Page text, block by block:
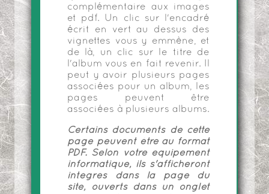
complémentaire aux images
et pdf. Un clic sur l'encadré
écrit en vert au dessus des
vignettes vous y emmène, et
de là, un clic sur le titre de
l'album vous en fait revenir. Il
peut y avoir plusieurs pages
associées pour un album, les
pages peuvent être
associées à plusieurs albums.
Certains documents de cette
page peuvent être au format
PDF. Selon votre équipement
informatique, ils s'afficheront
intégrés dans la page du
site, ouverts dans un onglet